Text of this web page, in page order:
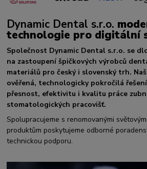
Dynamic Dental s.r.o.
technologie pro digitální
Společnost Dynamic Dental s.r.o. se
na zastoupení špičkových výrobců
materiálů pro český i slovenský trh.
ověřená, technologicky pokročilá
přesnost, efektivitu i kvalitu práce
stomatologických pracovišť.
Spolupracujeme s renomovanými
produktům poskytujeme odborné
technickou podporu.